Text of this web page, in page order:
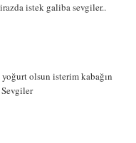
istek galiba sevgiler..
olsun isterim kabağın